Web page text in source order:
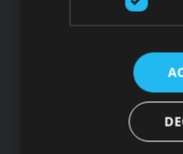
Funkcionālais treniņš
Basketbola inventārs